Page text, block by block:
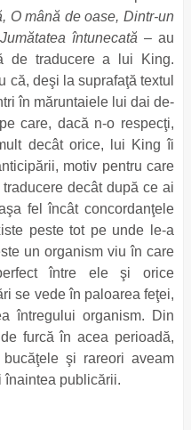
O mână de oase, Dintr-un
Jumătatea întunecată – au
de traducere a lui King.
deşi la suprafaţă textul
în măruntaiele lui dai de-
care, dacă n-o respecţi,
decât orice, lui King îi
motiv pentru care
decât după ce ai
fel încât concordanţele
peste tot pe unde le-a
un organism viu în care
între ele şi orice
se vede în paloarea feţei,
întregului organism. Din
furcă în acea perioadă,
şi rareori aveam
înaintea publicării.